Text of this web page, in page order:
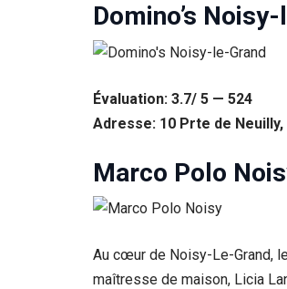
Domino’s
Évaluation: 3.7/ 5 — 524
Adresse: 10 Prte de
Marco Polo
Au cœur de Noisy-Le-Grand,
maîtresse de maison, Licia